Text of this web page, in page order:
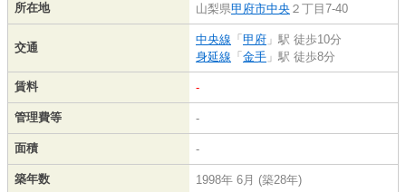
所在地 山梨県甲府市中央 ２丁目7-40
交通
中央線 「 甲府 」駅 徒歩10分
身延線 「 金手 」駅 徒歩8分
賃料 -
管理費等 -
面積 -
築年数 1998年 6月 (築28年)